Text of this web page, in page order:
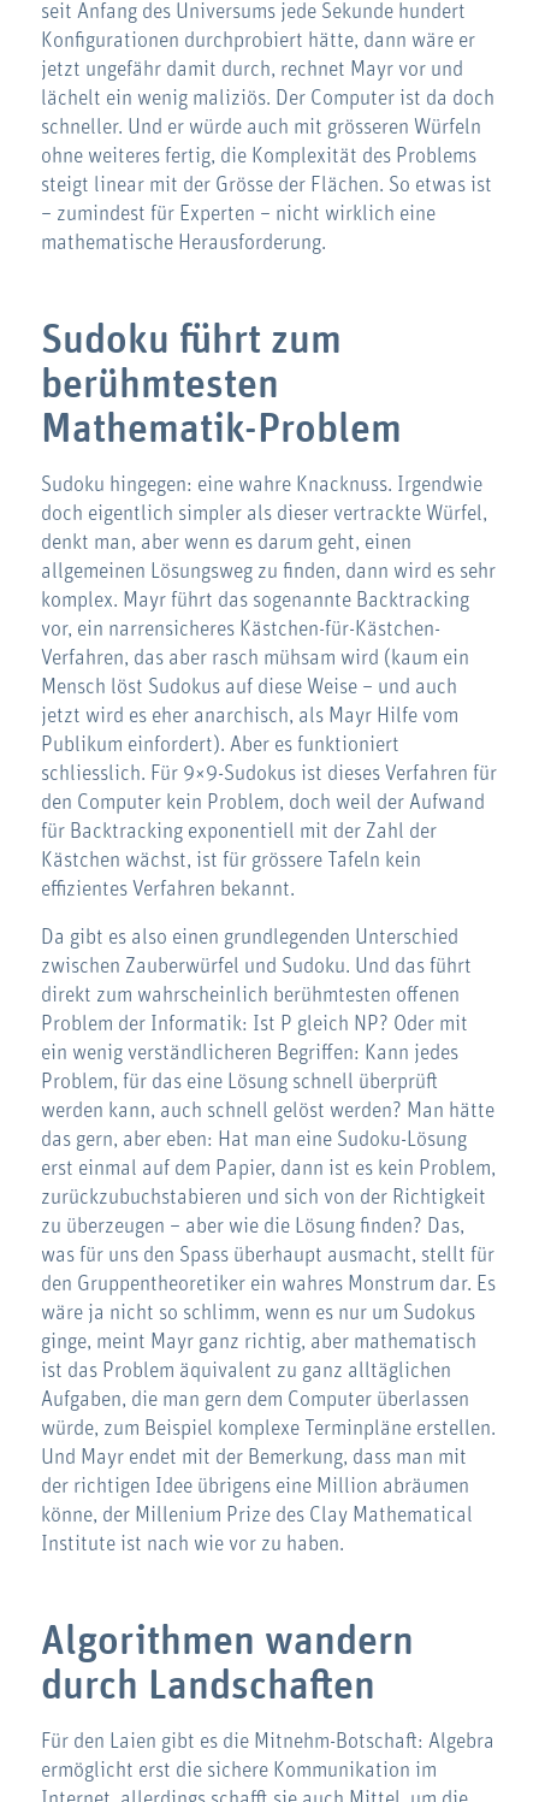
seit Anfang des Universums jede Sekunde hundert
Konfigurationen durchprobiert hätte, dann wäre er
jetzt ungefähr damit durch, rechnet Mayr vor und
lächelt ein wenig maliziös. Der Computer ist da doch
schneller. Und er würde auch mit grösseren Würfeln
ohne weiteres fertig, die Komplexität des Problems
steigt linear mit der Grösse der Flächen. So etwas ist
– zumindest für Experten – nicht wirklich eine
mathematische Herausforderung.
Sudoku führt zum
berühmtesten
Mathematik-Problem
Sudoku hingegen: eine wahre Knacknuss. Irgendwie
doch eigentlich simpler als dieser vertrackte Würfel,
denkt man, aber wenn es darum geht, einen
allgemeinen Lösungsweg zu finden, dann wird es sehr
komplex. Mayr führt das sogenannte Backtracking
vor, ein narrensicheres Kästchen-für-Kästchen-
Verfahren, das aber rasch mühsam wird (kaum ein
Mensch löst Sudokus auf diese Weise – und auch
jetzt wird es eher anarchisch, als Mayr Hilfe vom
Publikum einfordert). Aber es funktioniert
schliesslich. Für 9×9-Sudokus ist dieses Verfahren für
den Computer kein Problem, doch weil der Aufwand
für Backtracking exponentiell mit der Zahl der
Kästchen wächst, ist für grössere Tafeln kein
effizientes Verfahren bekannt.
Da gibt es also einen grundlegenden Unterschied
zwischen Zauberwürfel und Sudoku. Und das führt
direkt zum wahrscheinlich berühmtesten offenen
Problem der Informatik: Ist P gleich NP? Oder mit
ein wenig verständlicheren Begriffen: Kann jedes
Problem, für das eine Lösung schnell überprüft
werden kann, auch schnell gelöst werden? Man hätte
das gern, aber eben: Hat man eine Sudoku-Lösung
erst einmal auf dem Papier, dann ist es kein Problem,
zurückzubuchstabieren und sich von der Richtigkeit
zu überzeugen – aber wie die Lösung finden? Das,
was für uns den Spass überhaupt ausmacht, stellt für
den Gruppentheoretiker ein wahres Monstrum dar. Es
wäre ja nicht so schlimm, wenn es nur um Sudokus
ginge, meint Mayr ganz richtig, aber mathematisch
ist das Problem äquivalent zu ganz alltäglichen
Aufgaben, die man gern dem Computer überlassen
würde, zum Beispiel komplexe Terminpläne erstellen.
Und Mayr endet mit der Bemerkung, dass man mit
der richtigen Idee übrigens eine Million abräumen
könne, der Millenium Prize des Clay Mathematical
Institute ist nach wie vor zu haben.
Algorithmen wandern
durch Landschaften
Für den Laien gibt es die Mitnehm-Botschaft: Algebra
ermöglicht erst die sichere Kommunikation im